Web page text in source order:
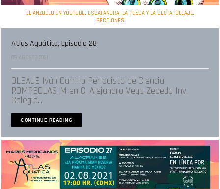
EL ANZUELO EN YOUTUBE, ESCAFANDRA, LA PESCA Y LA CESTA, OLEAJE,
SECCIONES
Atlas Aquática, Episodio 28
09 AGOSTO 2021
OLEAJE Iván Carrillo Periodista de Ciencia
ROMPEOLAS M en C. Alejandro Vega Zepeda Inv.
Colegio...
CONTINUE READING